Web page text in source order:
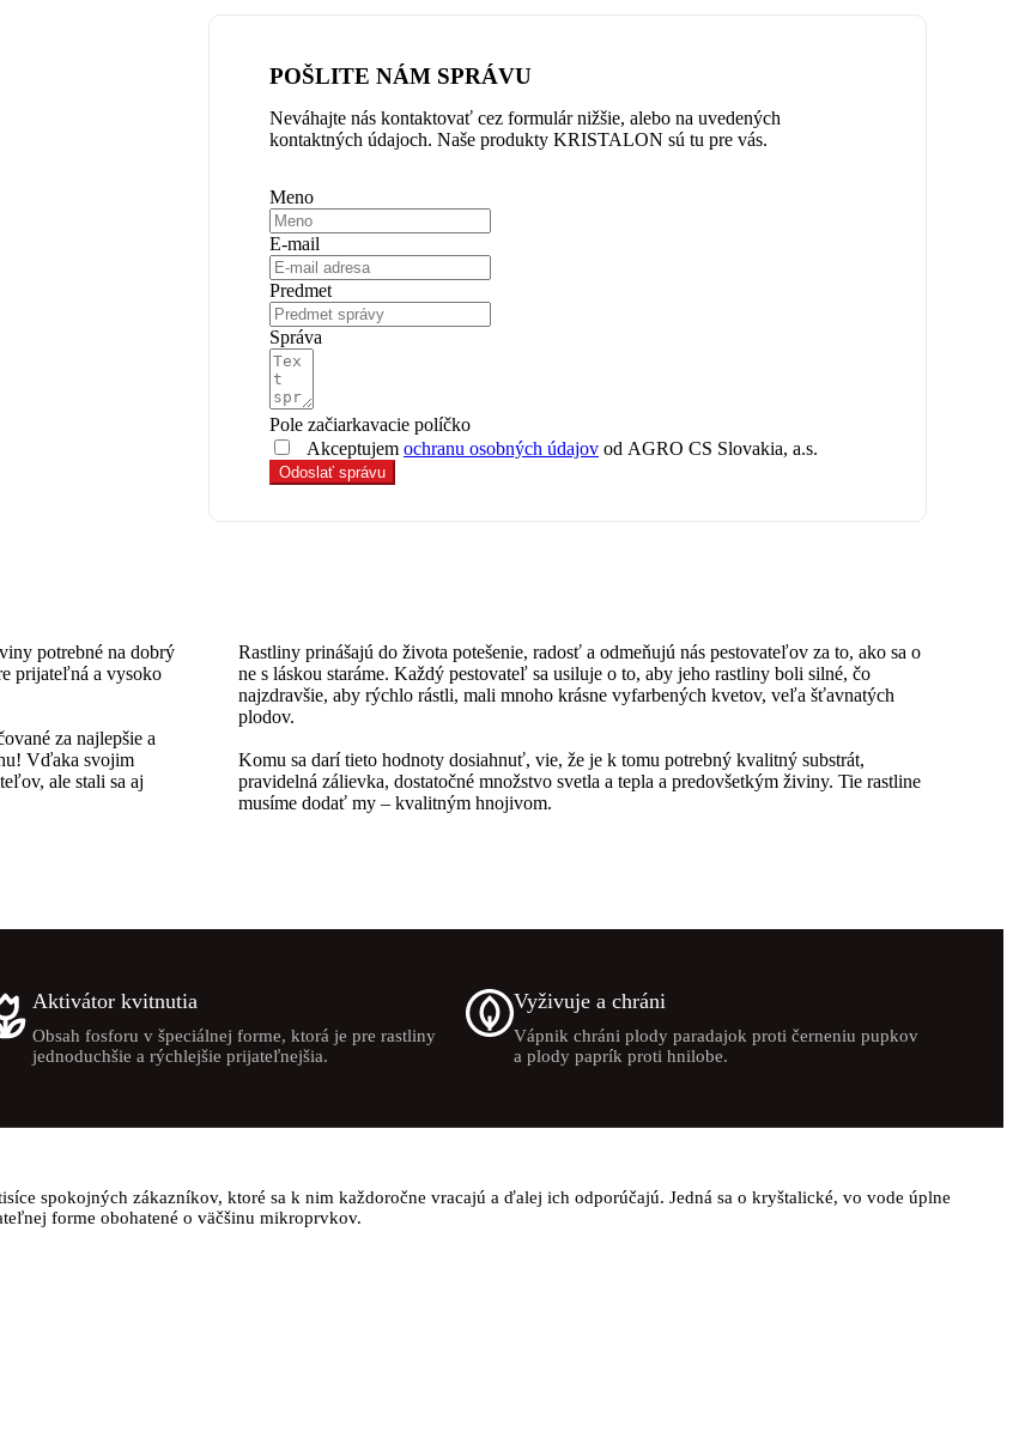
POŠLITE NÁM SPRÁVU
Neváhajte nás kontaktovať cez formulár nižšie, alebo na uvedených
kontaktných údajoch. Naše produkty KRISTALON sú tu pre vás.
Meno
E-mail
Predmet
Správa
Pole začiarkavacie políčko
Akceptujem ochranu osobných údajov od AGRO CS Slovakia, a.s.
Odoslať správu
potrebné na dobrý
prijateľná a vysoko
za najlepšie a
Vďaka svojim
ale stali sa aj
Rastliny prinášajú do života potešenie, radosť a odmeňujú nás pestovateľov za to, ako sa o
ne s láskou staráme. Každý pestovateľ sa usiluje o to, aby jeho rastliny boli silné, čo
najzdravšie, aby rýchlo rástli, mali mnoho krásne vyfarbených kvetov, veľa šťavnatých
plodov.
Komu sa darí tieto hodnoty dosiahnuť, vie, že je k tomu potrebný kvalitný substrát,
pravidelná zálievka, dostatočné množstvo svetla a tepla a predovšetkým živiny. Tie rastline
musíme dodať my – kvalitným hnojivom.
Aktivátor kvitnutia
Obsah fosforu v špeciálnej forme, ktorá je pre rastliny
jednoduchšie a rýchlejšie prijateľnejšia.
Vyživuje a chráni
Vápnik chráni plody paradajok proti černeniu pupkov
a plody paprík proti hnilobe.
spokojných zákazníkov, ktoré sa k nim každoročne vracajú a ďalej ich odporúčajú. Jedná sa o kryštalické, vo vode úplne
forme obohatené o väčšinu mikroprvkov.